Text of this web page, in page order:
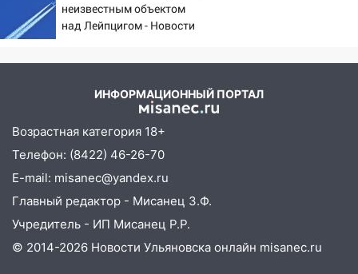
19:33
Коровы-рекордсменки: в
Ульяновской области выросли надои
года благоустроят 20 родников
17:27 В Ульяновской области 114 детей-
сирот получили жильё с начала года
16:43 Дорожный сезон перевалил за
экватор: в Ульяновской области
обновили половину региональных трасс
16:31
В Ульяновской области
капитально отремонтируют 101
неизвестным объектом
над Лейпцигом - Новости
ИНФОРМАЦИОННЫЙ ПОРТАЛ
Возрастная категория 18+
Телефон: (8422) 46-26-70
E-mail: misanec@yandex.ru
Главный редактор - Мисанец З.Ф.
Учредитель - ИП Мисанец Р.Р.
© 2014-2026 Новости Ульяновска онлайн misanec.ru